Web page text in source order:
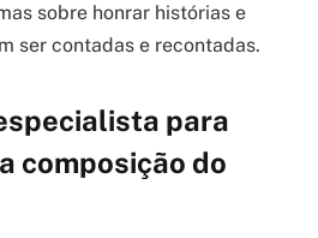
sobre honrar histórias e
ser contadas e recontadas.
para
composição do